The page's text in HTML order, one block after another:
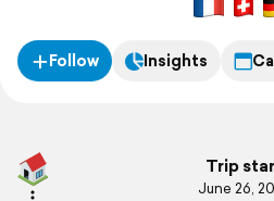
Follow Insights
Trip
June 26,